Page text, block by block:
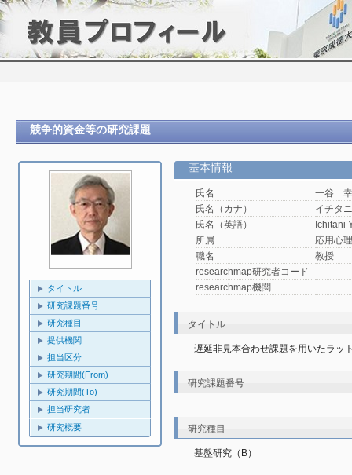
競争的資金等の研究課題
タイトル
研究課題番号
研究種目
提供機関
担当区分
研究期間(From)
研究期間(To)
担当研究者
研究概要
基本情報
氏名
一谷
氏名（カナ）
イチタ
氏名（英語）
Ichitani
所属
応用心
職名
教授
researchmap研究者コード
researchmap機関
タイトル
遅延非見本合わせ課題を用いたラッ
研究課題番号
研究種目
基盤研究（B）